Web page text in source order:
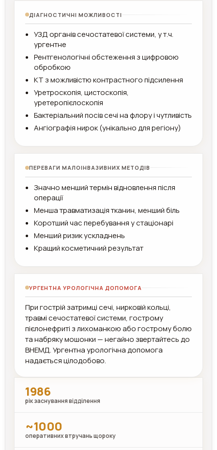
ДІАГНОСТИЧНІ МОЖЛИВОСТІ
УЗД органів сечостатевої системи, у т.ч.
ургентне
Рентгенологічні обстеження з цифровою
обробкою
КТ з можливістю контрастного підсилення
Уретроскопія, цистоскопія,
уретеропієлоскопія
Бактеріальний посів сечі на флору і чутливість
Ангіографія нирок (унікально для регіону)
ПЕРЕВАГИ МАЛОІНВАЗИВНИХ МЕТОДІВ
Значно менший термін відновлення після
операції
Менша травматизація тканин, менший біль
Коротший час перебування у стаціонарі
Менший ризик ускладнень
Кращий косметичний результат
УРГЕНТНА УРОЛОГІЧНА ДОПОМОГА
При гострій затримці сечі, нирковій кольці,
травмі сечостатевої системи, гострому
пієлонефриті з лихоманкою або гострому болю
та набряку мошонки — негайно звертайтесь до
ВНЕМД. Ургентна урологічна допомога
надається цілодобово.
1986
рік заснування відділення
~1000
оперативних втручань щороку